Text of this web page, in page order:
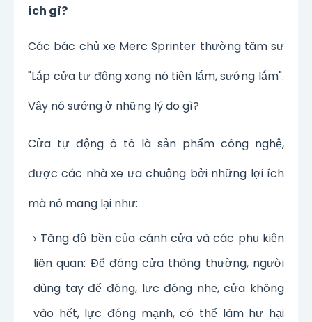
ích gì?
Các bác chủ xe Merc Sprinter thường tâm sự
"Lắp cửa tự động xong nó tiện lắm, sướng lắm".
Vậy nó sướng ở những lý do gì?
Cửa tự động ô tô là sản phẩm công nghệ,
được các nhà xe ưa chuộng bởi những lợi ích
mà nó mang lại như:
Tăng độ bền của cánh cửa và các phụ kiện
liên quan: Để đóng cửa thông thường, người
dùng tay để đóng, lực đóng nhẹ, cửa không
vào hết, lực đóng mạnh, có thể làm hư hại